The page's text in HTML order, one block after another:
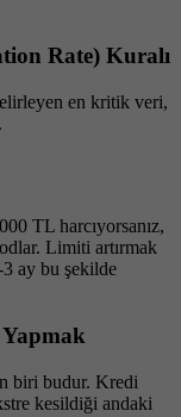
Rate) Kuralı
en kritik veri,
TL harcıyorsanız,
Limiti artırmak
3 ay bu şekilde
Yapmak
biri budur. Kredi
kesildiği andaki